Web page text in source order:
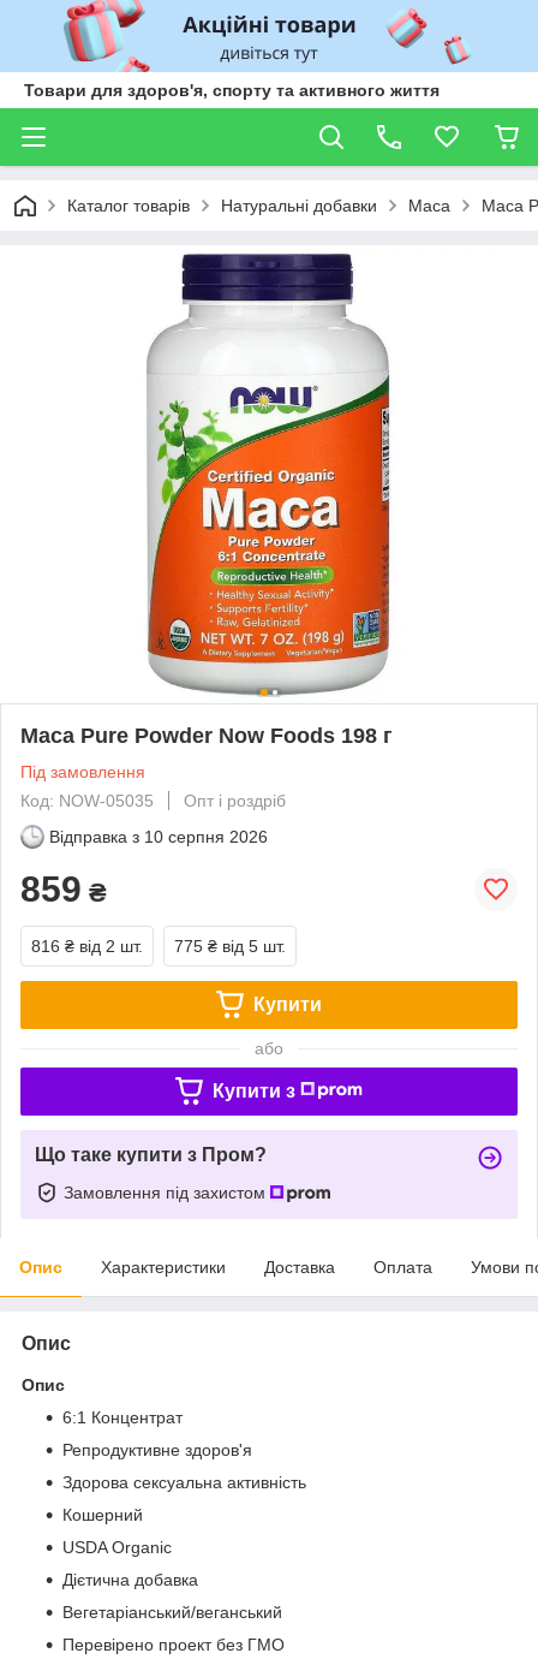
Товари для здоров'я, спорту та активного життя
Каталог товарів Натуральні добавки Maca Maca
Maca Pure Powder Now Foods 198 г
Під замовлення
Код: NOW-05035
Опт і роздріб
Відправка з 10 серпня 2026
859 ₴
816 ₴ від 2 шт. 775 ₴ від 5 шт.
Купити
або
Купити з
Що таке купити з Пром?
Замовлення під захистом
Опис Характеристики Доставка Оплата Умови
Опис
Опис
6:1 Концентрат
Репродуктивне здоров'я
Здорова сексуальна активність
Кошерний
USDA Organic
Дієтична добавка
Вегетаріанський/веганський
Перевірено проект без ГМО